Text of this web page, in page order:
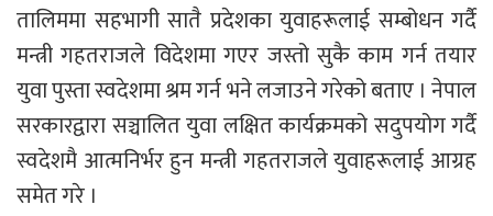
तालिममा सहभागी सातै प्रदेशका युवाहरूलाई सम्बोधन गर्दै
मन्त्री गहतराजले विदेशमा गएर जस्तो सुकै काम गर्न तयार
युवा पुस्ता स्वदेशमा श्रम गर्न भने लजाउने गरेको बताए । नेपाल
सरकारद्वारा सञ्चालित युवा लक्षित कार्यक्रमको सदुपयोग गर्दै
स्वदेशमै आत्मनिर्भर हुन मन्त्री गहतराजले युवाहरूलाई आग्रह
समेत गरे ।